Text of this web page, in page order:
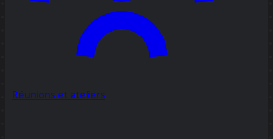
Réunions et ateliers